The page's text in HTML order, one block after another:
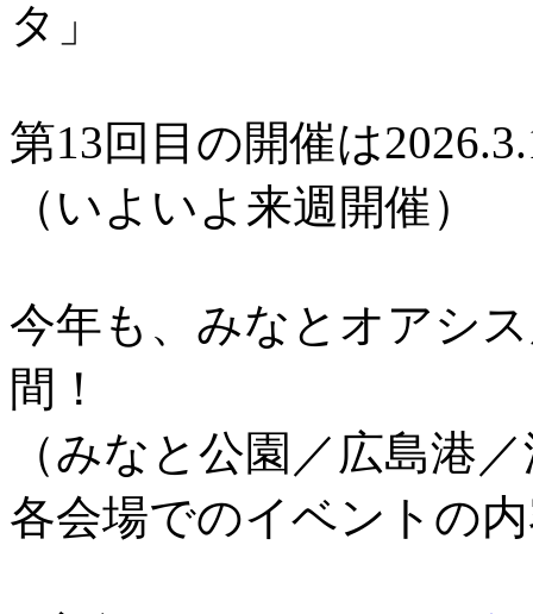
タ」
第13回目の開催は
（いよいよ来週開催）
今年も、みなとオアシ
間！
（みなと公園／広島港
各会場でのイベントの